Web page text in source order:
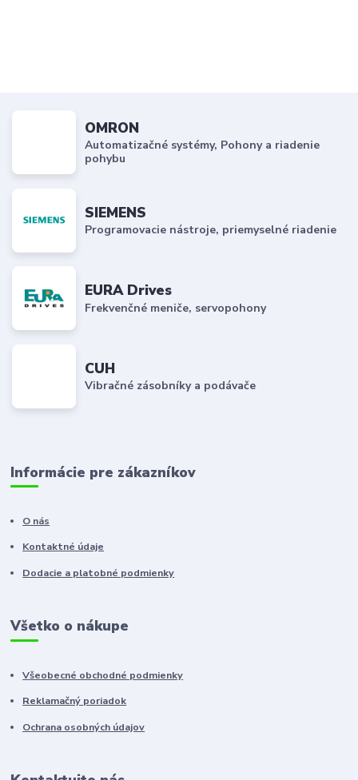
OMRON
Automatizačné systémy, Pohony a riadenie
pohybu
SIEMENS
Programovacie nástroje, priemyselné riadenie
EURA Drives
Frekvenčné meniče, servopohony
CUH
Vibračné zásobníky a podávače
Informácie pre zákazníkov
O nás
Kontaktné údaje
Dodacie a platobné podmienky
Všetko o nákupe
Všeobecné obchodné podmienky
Reklamačný poriadok
Ochrana osobných údajov